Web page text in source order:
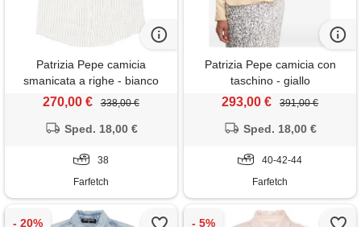
Patrizia Pepe camicia
smanicata a righe - bianco
270,00 € 338,00 €
Sped. 18,00 €
38
Farfetch
Patrizia Pepe camicia con
taschino - giallo
293,00 € 391,00 €
Sped. 18,00 €
40-42-44
Farfetch